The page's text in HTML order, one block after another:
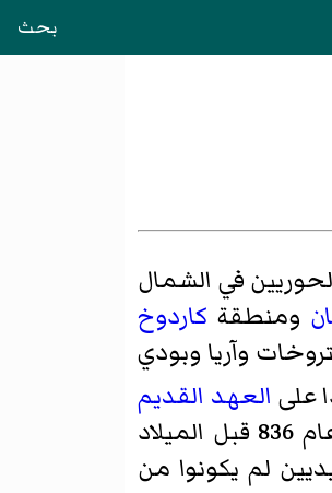
بحث
في الشمال
ومنطقة كاردوخ
وستروخات وآريا وبودي
على العهد القديم
وأول ذكر لهم في المخطوطات اليونانية كان في عام 836 قبل الميلاد
لم يكونوا من